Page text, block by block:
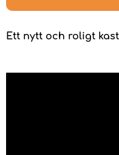
Ett nytt och roligt